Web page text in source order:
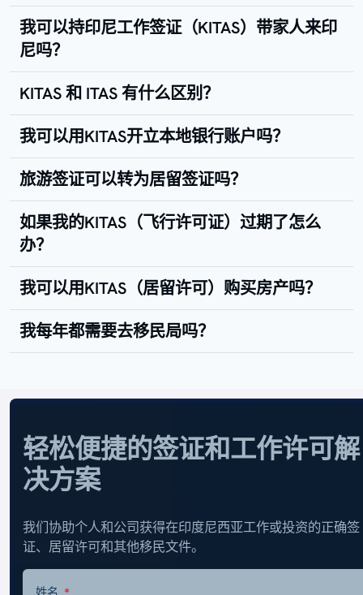
我可以持印尼工作签证（KITAS）带家人来印
尼吗？
KITAS 和 ITAS 有什么区别？
我可以用KITAS开立本地银行账户吗？
旅游签证可以转为居留签证吗？
如果我的KITAS（飞行许可证）过期了怎么
办？
我可以用KITAS（居留许可）购买房产吗？
我每年都需要去移民局吗？
轻松便捷的签证和工作许可解
决方案
我们协助个人和公司获得在印度尼西亚工作或投资的正确签
证、居留许可和其他移民文件。
姓名